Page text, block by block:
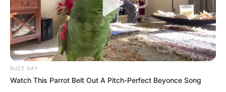
BUZZ DAY
Watch This Parrot Belt Out A Pitch-Perfect Beyonce Song